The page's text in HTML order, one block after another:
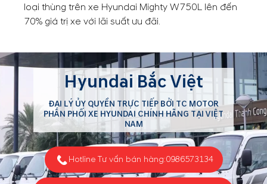
loại thùng trên xe Hyundai Mighty W750L lên đến
70% giá trị xe với lãi suất ưu đãi.
Hyundai Bắc Việt
ĐẠI LÝ ỦY QUYỀN TRỰC TIẾP BỞI TC MOTOR
PHÂN PHỐI XE HYUNDAI CHÍNH HÃNG TẠI VIỆT
NAM
Hotline Tư vấn bán hàng:0986573134